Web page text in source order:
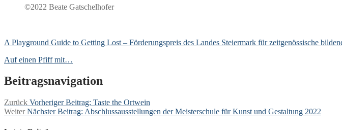
©2022 Beate Gatschelhofer
A Playground Guide to Getting Lost – Förderungspreis des Landes Steiermark für zeitgenössische
Auf einen Pfiff mit…
Beitragsnavigation
Zurück Vorheriger Beitrag: Taste the Ortwein
Weiter Nächster Beitrag: Abschlussausstellungen der Meisterschule für Kunst und Gestaltung 2022